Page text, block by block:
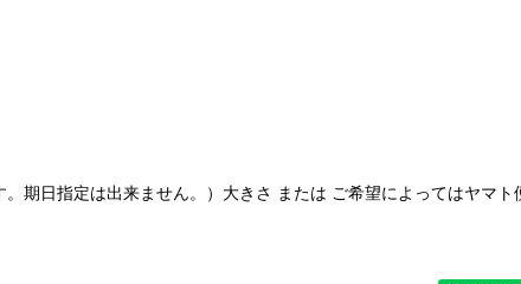
日指定は出来ません。）大きさ または ご希望によってはヤマト